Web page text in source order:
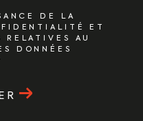
DE LA
ET
RELATIVES AU
DONNÉES